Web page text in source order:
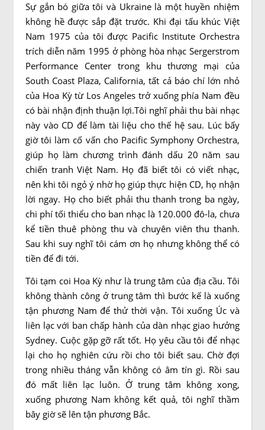
Sự gắn bó giữa tôi và Ukraine là một huyền nhiệm
không hề được sắp đặt trước. Khi đại tấu khúc Việt
Nam 1975 của tôi được Pacific Institute Orchestra
trích diễn năm 1995 ở phòng hòa nhạc Sergerstrom
Performance Center trong khu thương mại của
South Coast Plaza, California, tất cả báo chí lớn nhỏ
của Hoa Kỳ từ Los Angeles trở xuống phía Nam đều
có bài nhận định thuận lợi.Tôi nghĩ phải thu bài nhạc
này vào CD để làm tài liệu cho thế hệ sau. Lúc bấy
giờ tôi làm cố vấn cho Pacific Symphony Orchestra,
giúp họ làm chương trình đánh dấu 20 năm sau
chiến tranh Việt Nam. Họ đã biết tôi có viết nhạc,
nên khi tôi ngỏ ý nhờ họ giúp thực hiện CD, họ nhận
lời ngay. Họ cho biết phải thu thanh trong ba ngày,
chi phí tối thiểu cho ban nhạc là 120.000 đô-la, chưa
kể tiền thuê phòng thu và chuyên viên thu thanh.
Sau khi suy nghĩ tôi cám ơn họ nhưng không thể có
tiền để đi tới.
Tôi tạm coi Hoa Kỳ như là trung tâm của địa cầu. Tôi
không thành công ở trung tâm thì bước kế là xuống
tận phương Nam để thử thời vận. Tôi xuống Úc và
liên lạc với ban chấp hành của dàn nhạc giao hưởng
Sydney. Cuộc gặp gỡ rất tốt. Họ yêu cầu tôi để nhạc
lại cho họ nghiên cứu rồi cho tôi biết sau. Chờ đợi
trong nhiều tháng vẫn không có âm tín gì. Rồi sau
đó mất liên lạc luôn. Ở trung tâm không xong,
xuống phương Nam không kết quả, tôi nghĩ thầm
bây giờ sẽ lên tận phương Bắc.